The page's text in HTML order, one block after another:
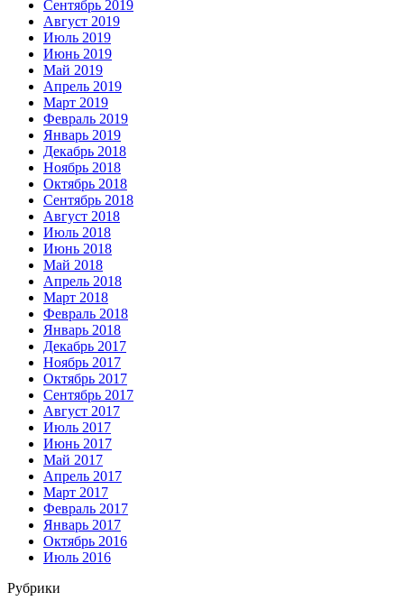
Сентябрь 2019
Август 2019
Июль 2019
Июнь 2019
Май 2019
Апрель 2019
Март 2019
Февраль 2019
Январь 2019
Декабрь 2018
Ноябрь 2018
Октябрь 2018
Сентябрь 2018
Август 2018
Июль 2018
Июнь 2018
Май 2018
Апрель 2018
Март 2018
Февраль 2018
Январь 2018
Декабрь 2017
Ноябрь 2017
Октябрь 2017
Сентябрь 2017
Август 2017
Июль 2017
Июнь 2017
Май 2017
Апрель 2017
Март 2017
Февраль 2017
Январь 2017
Октябрь 2016
Июль 2016
Рубрики